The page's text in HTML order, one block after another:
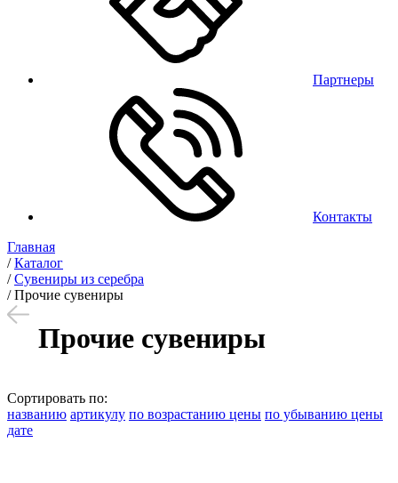
Партнеры
Контакты
Главная
/Каталог
/Сувениры из серебра
/Прочие сувениры
Прочие сувениры
Сортировать по:
названию артикулу по возрастанию цены по убыванию цены
дате